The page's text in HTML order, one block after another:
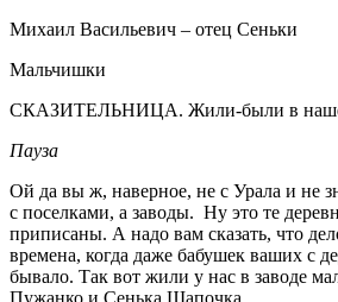
Михаил Васильевич – отец Сеньки
Мальчишки
СКАЗИТЕЛЬНИЦА. Жили-были в
Пауза
Ой да вы ж, наверное, не с Урала и не
с поселками, а заводы. Ну это те
приписаны. А надо вам сказать, что
времена, когда даже бабушек ваших с
бывало. Так вот жили у нас в заводе
Пужанко и Сенька Шапочка